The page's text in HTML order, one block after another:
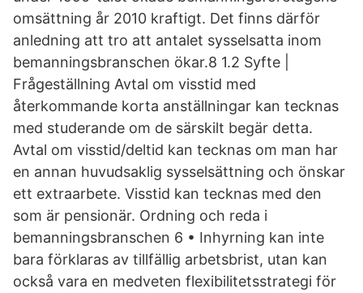
omsättning år 2010 kraftigt. Det finns därför
anledning att tro att antalet sysselsatta inom
bemanningsbranschen ökar.8 1.2 Syfte |
Frågeställning Avtal om visstid med
återkommande korta anställningar kan tecknas
med studerande om de särskilt begär detta.
Avtal om visstid/deltid kan tecknas om man har
en annan huvudsaklig sysselsättning och önskar
ett extraarbete. Visstid kan tecknas med den
som är pensionär. Ordning och reda i
bemanningsbranschen 6 • Inhyrning kan inte
bara förklaras av tillfällig arbetsbrist, utan kan
också vara en medveten flexibilitetsstrategi för